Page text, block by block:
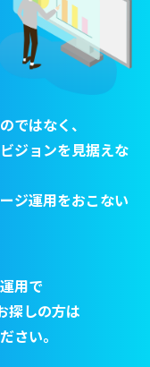
ではなく、
ジョンを⾒据えな
ジ運⽤をおこない
用で
探しの方は
さい。